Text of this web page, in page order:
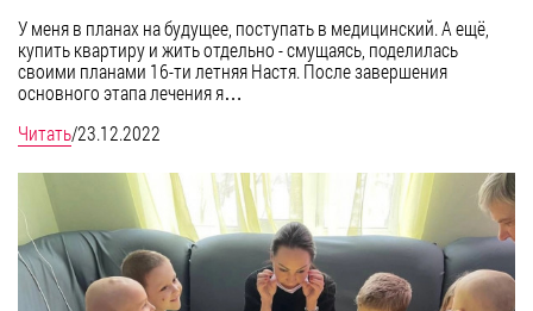
У меня в планах на будущее, поступать в медицинский. А ещё,
купить квартиру и жить отдельно - смущаясь, поделилась
своими планами 16-ти летняя Настя. После завершения
основного этапа лечения я…
Читать/23.12.2022